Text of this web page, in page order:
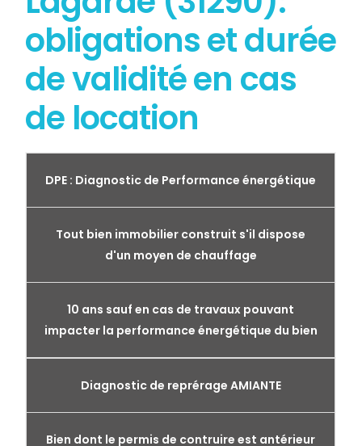
obligations et durée
de validité en cas
de location
DPE : Diagnostic de Performance énergétique
Tout bien immobilier construit s'il dispose
d'un moyen de chauffage
10 ans sauf en cas de travaux pouvant
impacter la performance énergétique du bien
Diagnostic de reprérage AMIANTE
Bien dont le permis de contruire est antérieur